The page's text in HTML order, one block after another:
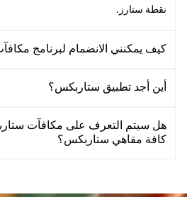
نقطة ستارز.
كيف يمكنني الانضمام لبرنامج
أين أجد تطبيق ستاربكس؟
هل سيتم التعرف على مكافآت
كافة مقاهي ستاربكس؟